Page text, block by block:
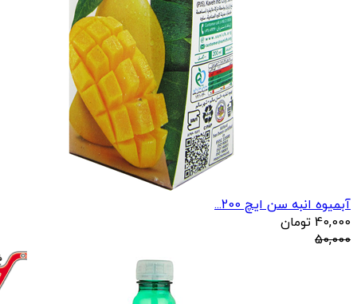
آبمیوه انبه سن ایچ 200...
40,000 تومان
50,000